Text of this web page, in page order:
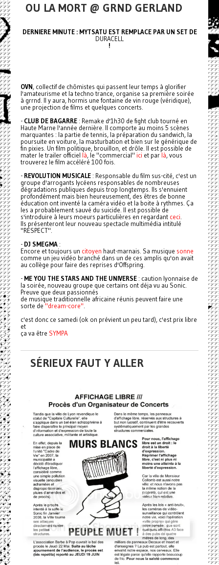
OU LA MORT @ GRND GERLAND
DERNIERE MINUTE : MYTSATU EST REMPLACE PAR UN SET DE
DURACELL
!
OVN, collectif de chômistes qui passent leur temps à glorifier
l'amateurisme et la techno trance, organise sa première soirée
à grrnd. Il y aura, hormis une fontaine de vin rouge (véridique),
une projection de films et quelques concerts.
- CLUB DE BAGARRE: Remake d'1h30 de fight club tourné en
Haute Marne l'année dernière. Il comporte au moins 5 scènes
marquantes : la partie de tennis, la préparation du sandwich, la
poursuite en voiture, la masturbation et bien sur le générique de
fin pixies. Un film politique, brouillon, et drôle. Il est possible de
mater le trailer officiel là, le "commercial" ici et par là, vous
trouverez le film accéléré 100 fois.
- REVOLUTION MUSICALE: Responsable du film sus-cité, c'est un
groupe d'arrogants lycéens responsables de nombreuses
dégradations publiques depuis trop longtemps. Ils s'ennuient
profondément mais bien heureusement, des êtres de bonne
éducation ont inventé la caméra vidéo et la boite à rythmes. Ça
les a probablement sauvé du suicide. Il est possible de
s'introduire à leurs moeurs particulières en regardant ceci.
Ils présenteront leur nouveau spectacle multimédia intitulé
"RESPECT".
- DJ SMEGMA:
Encore et toujours un citoyen haut-marnais. Sa musique sonne
comme un jeu vidéo branché dans un de ces amplis qu'on avait
au collège pour faire des reprises d'Offspring.
- ME YOU THE STARS AND THE UNIVERSE: caution lyonnaise de
la soirée, nouveau groupe que certains ont déja vu au Sonic.
Preuve que deux passionnés
de musique traditionnelle africaine réunis peuvent faire une
sorte de "dream-core".
c'est donc ce samedi (ok on prévient un peu tard), c'est prix libre
et
ça va être SYMPA
SÉRIEUX FAUT Y ALLER